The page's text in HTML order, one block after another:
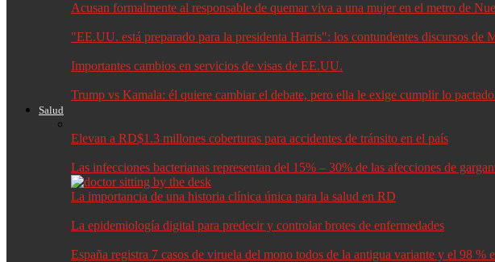
Acusan formalmente al responsable de quemar viva a una mujer en el metro de
"EE.UU. está preparado para la presidenta Harris": los contundentes discursos
Importantes cambios en servicios de visas de EE.UU.
Trump vs Kamala: él quiere cambiar el debate, pero ella le exige cumplir lo
Salud
Elevan a RD$1.3 millones coberturas para accidentes de tránsito en el país
Las infecciones bacterianas representan del 15% – 30% de las afecciones de
La importancia de una historia clínica única para la salud en RD
La epidemiología digital para predecir y controlar brotes de enfermedades
España registra 7 casos de viruela del mono todos de la antigua variante y el 98 %